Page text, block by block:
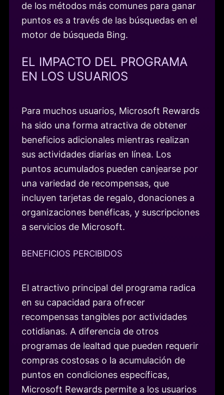
de los métodos más comunes para ganar
puntos es a través de las búsquedas en el
motor de búsqueda Bing.
EL IMPACTO DEL PROGRAMA
EN LOS USUARIOS
Para muchos usuarios, Microsoft Rewards
ha sido una forma atractiva de obtener
beneficios adicionales mientras realizan
sus actividades diarias en línea. Los
puntos acumulados pueden canjearse por
una variedad de recompensas, que
incluyen tarjetas de regalo, donaciones a
organizaciones benéficas, y suscripciones
a servicios de Microsoft.
BENEFICIOS PERCIBIDOS
El atractivo principal del programa radica
en su capacidad para ofrecer
recompensas tangibles por actividades
cotidianas. A diferencia de otros
programas de lealtad que pueden requerir
compras costosas o la acumulación de
puntos en condiciones específicas,
Microsoft Rewards permite a los usuarios